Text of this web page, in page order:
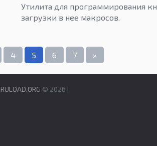
Утилита для программирования
загрузки в нее макросов.
4 5 6 7 »
RULOAD.ORG © 2026 |